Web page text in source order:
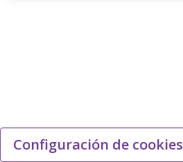
Configuración de cookies